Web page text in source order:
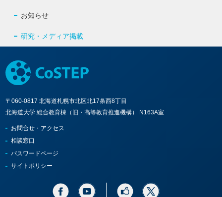
お知らせ
研究・メディア掲載
〒060-0817 北海道札幌市北区北17条西8丁目
北海道大学 総合教育棟（旧・高等教育推進機構） N163A室
お問合せ・アクセス
相談窓口
パスワードページ
サイトポリシー